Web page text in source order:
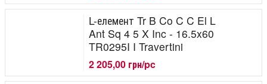
L-елемент Tr B Co C C El L
Ant Sq 4 5 X Inc - 16.5x60
TR0295I I Travertini
2 205,00 грн/pc